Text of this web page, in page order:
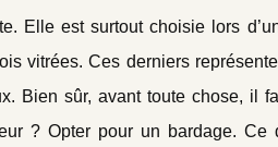
Elle est surtout choisie lors
vitrées. Ces derniers
Bien sûr, avant toute chose, il
? Opter pour un bardage. Ce